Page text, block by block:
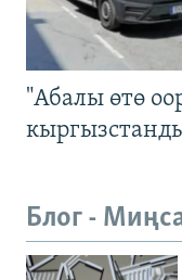
"Абалы өтө
Блог -